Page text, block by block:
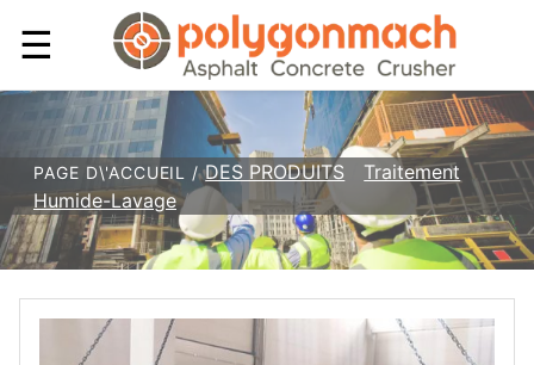
☰
PAGE D\'ACCUEIL /DES PRODUITS
Traitement
Humide-Lavage/